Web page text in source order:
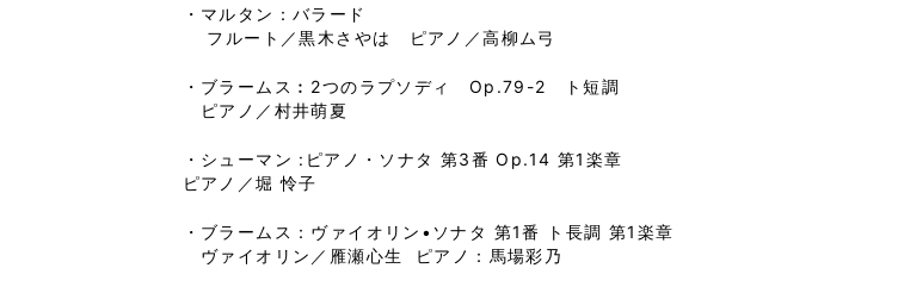
・マルタン：バラード
フルート／黒木さやは ピアノ／高柳ム弓
・ブラームス︰2つのラプソディ Op.79-2 ト短調
ピアノ／村井萌夏
・シューマン :ピアノ・ソナタ 第3番 Op.14 第1楽章
ピアノ／堀 怜子
・ブラームス：ヴァイオリン•ソナタ 第1番 ト長調 第1楽章
ヴァイオリン／雁瀬心生 ピアノ：馬場彩乃